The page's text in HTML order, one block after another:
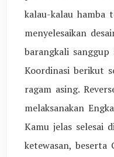
kalau-kalau hamba
menyelesaikan
barangkali
Koordinasi berikut
ragam asing.
melaksanakan
Kamu jelas selesai
ketewasan,